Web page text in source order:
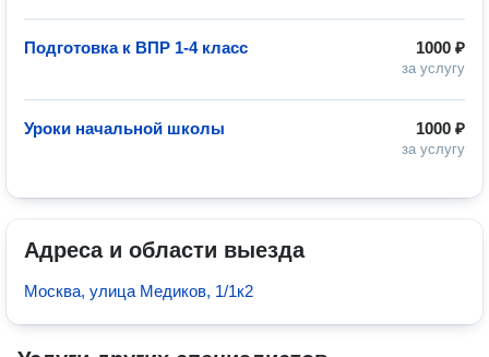
1000 ₽
за услугу
Подготовка к ВПР 1-4 класс
1000 ₽
за услугу
Уроки начальной школы
Адреса и области выезда
Москва, улица Медиков, 1/1к2